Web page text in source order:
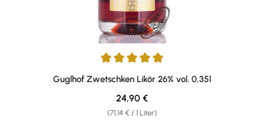
Durchschnittliche Bewertung von 5 von 5 Sternen
Guglhof Zwetschken Likör 26% vol. 0,35l
(71,14 € / 1 Liter)
Regulärer Preis:
24,90 €